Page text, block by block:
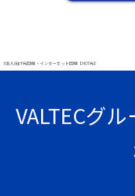
#法人向け光回線・インターネット回線【MOT光】
VALTECグ